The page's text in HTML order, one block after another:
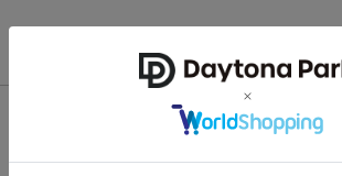
FOR YOU
あなたにおすすめのアイテム